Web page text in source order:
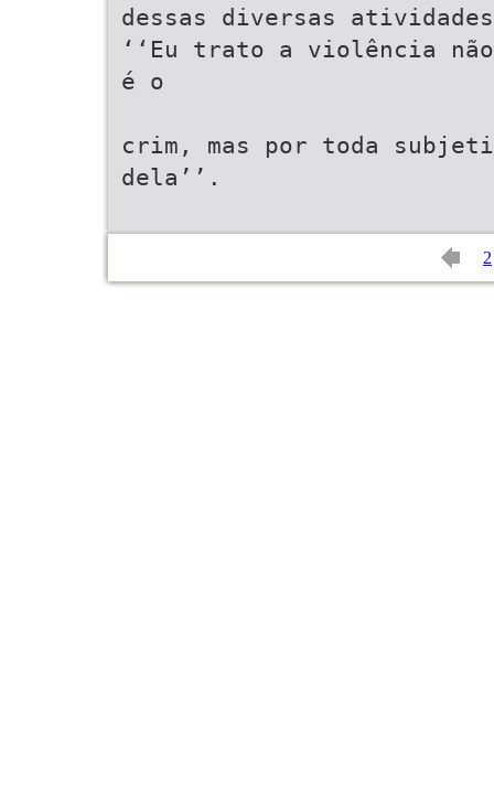
dessas diversas
‘‘Eu trato a violência
é o
crim, mas por toda
dela’’.
2